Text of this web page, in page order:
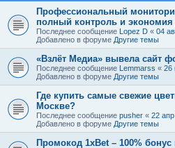
Профессиональный
полный контроль и экономия
Последнее сообщение Lopez D « 04
Добавлено в форуме Другие темы
«Взлёт Медиа» вывела сайт
Последнее сообщение Lemmarss « 26
Добавлено в форуме Другие темы
Где купить самые свежие
Москве?
Последнее сообщение pusher « 22
Добавлено в форуме Другие темы
Промокод 1xBet – 100%